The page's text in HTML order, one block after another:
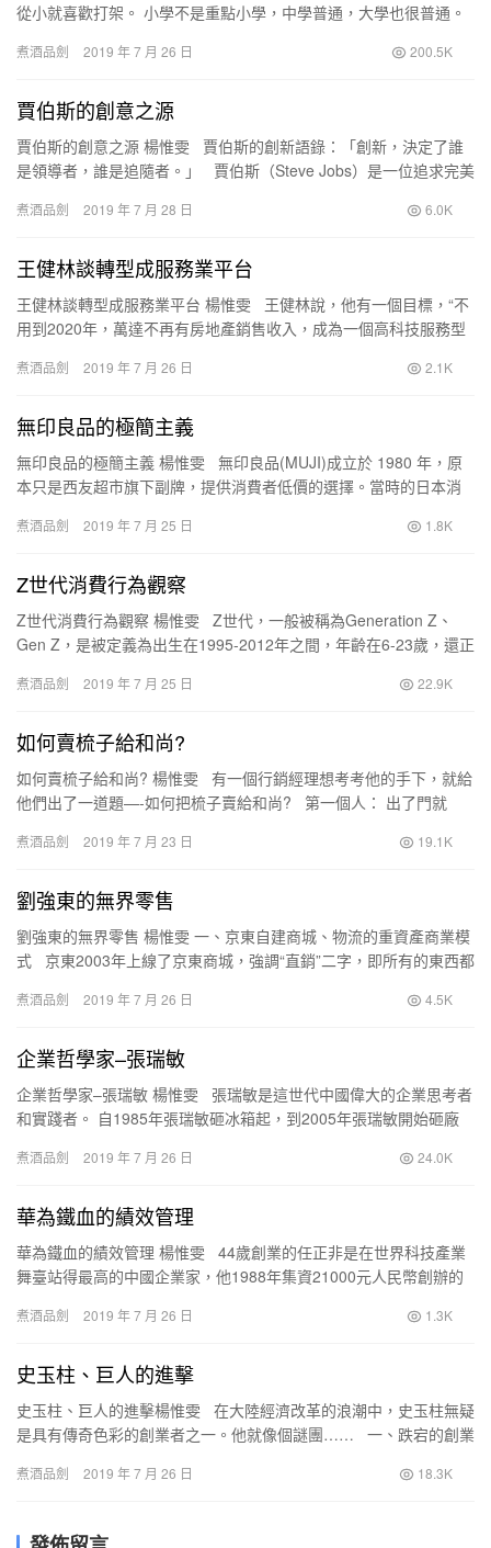
從小就喜歡打架。 小學不是重點小學，中學普通，大學也很普通。
煮酒品劍 2019 年 7 月 26 日 200.5K
賈伯斯的創意之源
賈伯斯的創意之源 楊惟雯 賈伯斯的創新語錄：「創新，決定了誰
是領導者，誰是追隨者。」 賈伯斯（Steve Jobs）是一位追求完美
煮酒品劍 2019 年 7 月 28 日 6.0K
王健林談轉型成服務業平台
王健林談轉型成服務業平台 楊惟雯 王健林說，他有一個目標，“不
用到2020年，萬達不再有房地產銷售收入，成為一個高科技服務型
煮酒品劍 2019 年 7 月 26 日 2.1K
無印良品的極簡主義
無印良品的極簡主義 楊惟雯 無印良品(MUJI)成立於 1980 年，原
本只是西友超市旗下副牌，提供消費者低價的選擇。當時的日本消
煮酒品劍 2019 年 7 月 25 日 1.8K
Z世代消費行為觀察
Z世代消費行為觀察 楊惟雯 Z世代，一般被稱為Generation Z、
Gen Z，是被定義為出生在1995-2012年之間，年齡在6-23歲，還正
煮酒品劍 2019 年 7 月 25 日 22.9K
如何賣梳子給和尚?
如何賣梳子給和尚? 楊惟雯 有一個行銷經理想考考他的手下，就給
他們出了一道題—-如何把梳子賣給和尚? 第一個人： 出了門就
煮酒品劍 2019 年 7 月 23 日 19.1K
劉強東的無界零售
劉強東的無界零售 楊惟雯 一、京東自建商城、物流的重資產商業模
式 京東2003年上線了京東商城，強調“直銷”二字，即所有的東西都
煮酒品劍 2019 年 7 月 26 日 4.5K
企業哲學家–張瑞敏
企業哲學家–張瑞敏 楊惟雯 張瑞敏是這世代中國偉大的企業思考者
和實踐者。 自1985年張瑞敏砸冰箱起，到2005年張瑞敏開始砸廠
煮酒品劍 2019 年 7 月 26 日 24.0K
華為鐵血的績效管理
華為鐵血的績效管理 楊惟雯 44歲創業的任正非是在世界科技產業
舞臺站得最高的中國企業家，他1988年集資21000元人民幣創辦的
煮酒品劍 2019 年 7 月 26 日 1.3K
史玉柱、巨人的進擊
史玉柱、巨人的進擊楊惟雯 在大陸經濟改革的浪潮中，史玉柱無疑
是具有傳奇色彩的創業者之一。他就像個謎團…… 一、跌宕的創業
煮酒品劍 2019 年 7 月 26 日 18.3K